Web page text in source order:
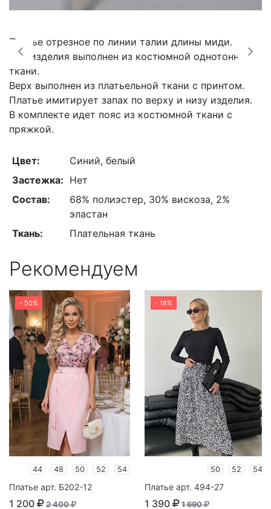
Платье отрезное по линии талии длины миди.
Низ изделия выполнен из костюмной однотонной
ткани.
Верх выполнен из платьельной ткани с принтом.
Платье имитирует запах по верху и низу изделия.
В комплекте идет пояс из костюмной ткани с
пряжкой.
Цвет:
Синий, белый
Застежка: Нет
Состав:
68% полиэстер, 30% вискоза, 2%
эластан
Ткань:
Плательная ткань
Рекомендуем
- 50%
44 48 50 52 54
Платье арт. Б202-12
1 200 2 400
- 18%
50 52 54
Платье арт. 494-27
1 390 1 690